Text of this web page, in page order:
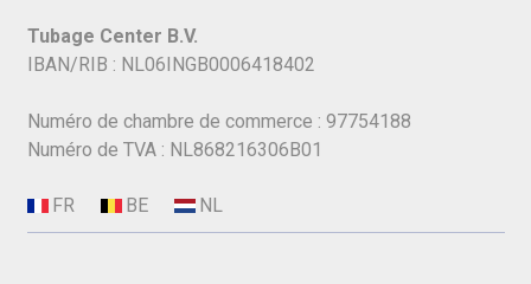
Tubage Center B.V.
IBAN/RIB : NL06INGB0006418402
Numéro de chambre de commerce : 97754188
Numéro de TVA : NL868216306B01